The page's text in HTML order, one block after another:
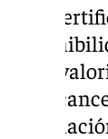
Esta
y que
del